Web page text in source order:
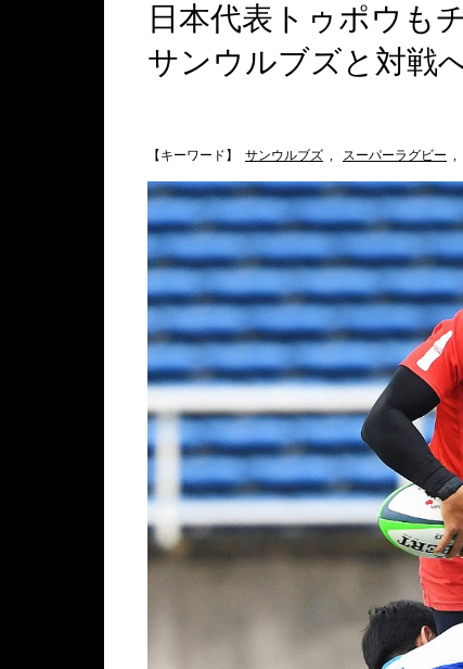
日本代表トゥポウも
サンウルブズと対戦
【キーワード】 サンウルブズ , スーパーラグビー ,